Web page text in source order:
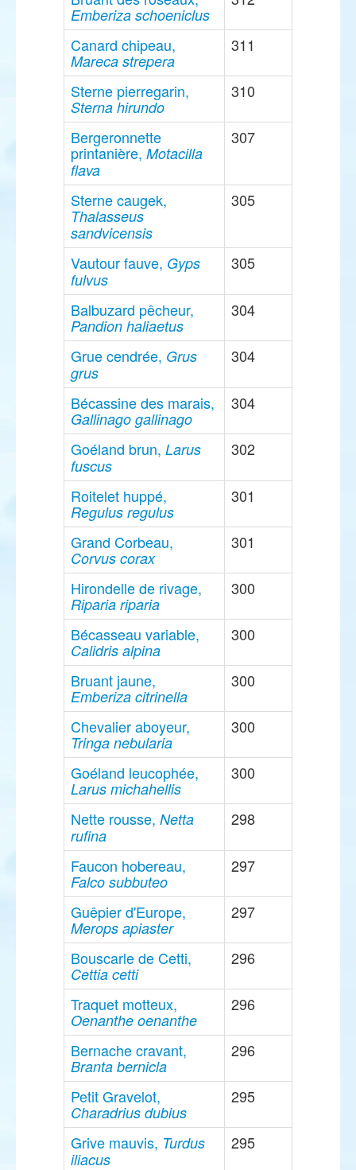
Emberiza schoeniclus
Canard chipeau,
Mareca strepera
311
Sterne pierregarin,
Sterna hirundo
310
Bergeronnette
printanière, Motacilla
flava
307
Sterne caugek,
Thalasseus
sandvicensis
305
Vautour fauve, Gyps
fulvus
305
Balbuzard pêcheur,
Pandion haliaetus
304
Grue cendrée, Grus
grus
304
Bécassine des marais,
Gallinago gallinago
304
Goéland brun, Larus
fuscus
302
Roitelet huppé,
Regulus regulus
301
Grand Corbeau,
Corvus corax
301
Hirondelle de rivage,
Riparia riparia
300
Bécasseau variable,
Calidris alpina
300
Bruant jaune,
Emberiza citrinella
300
Chevalier aboyeur,
Tringa nebularia
300
Goéland leucophée,
Larus michahellis
300
Nette rousse, Netta
rufina
298
Faucon hobereau,
Falco subbuteo
297
Guêpier d'Europe,
Merops apiaster
297
Bouscarle de Cetti,
Cettia cetti
296
Traquet motteux,
Oenanthe oenanthe
296
Bernache cravant,
Branta bernicla
296
Petit Gravelot,
Charadrius dubius
295
Grive mauvis, Turdus
iliacus
295